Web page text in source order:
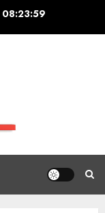
08:24:00